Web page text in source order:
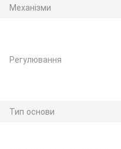
Механізми
Регулювання
Тип основи